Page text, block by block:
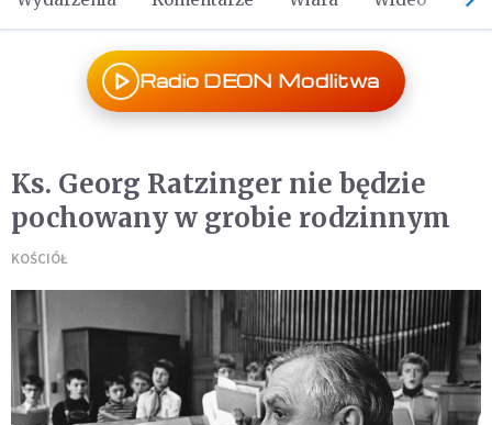
Radio DEON Modlitwa
Ks. Georg Ratzinger nie będzie
pochowany w grobie rodzinnym
KOŚCIÓŁ